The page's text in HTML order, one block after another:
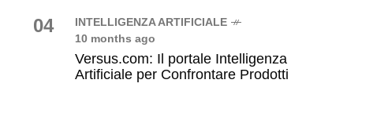
04
INTELLIGENZA ARTIFICIALE
10 months ago
Versus.com: Il portale Intelligenza
Artificiale per Confrontare Prodotti